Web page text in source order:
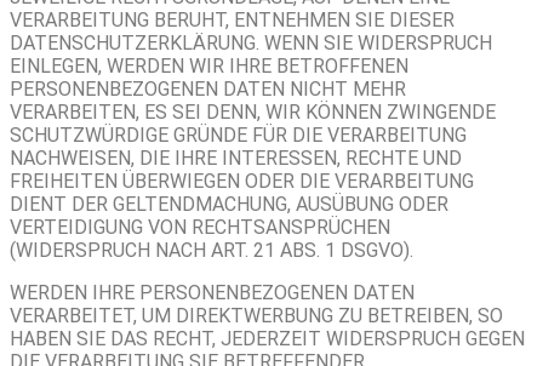
VERARBEITUNG BERUHT, ENTNEHMEN SIE DIESER
DATENSCHUTZERKLÄRUNG. WENN SIE WIDERSPRUCH
EINLEGEN, WERDEN WIR IHRE BETROFFENEN
PERSONENBEZOGENEN DATEN NICHT MEHR
VERARBEITEN, ES SEI DENN, WIR KÖNNEN ZWINGENDE
SCHUTZWÜRDIGE GRÜNDE FÜR DIE VERARBEITUNG
NACHWEISEN, DIE IHRE INTERESSEN, RECHTE UND
FREIHEITEN ÜBERWIEGEN ODER DIE VERARBEITUNG
DIENT DER GELTENDMACHUNG, AUSÜBUNG ODER
VERTEIDIGUNG VON RECHTSANSPRÜCHEN
(WIDERSPRUCH NACH ART. 21 ABS. 1 DSGVO).
WERDEN IHRE PERSONENBEZOGENEN DATEN
VERARBEITET, UM DIREKTWERBUNG ZU BETREIBEN, SO
HABEN SIE DAS RECHT, JEDERZEIT WIDERSPRUCH GEGEN